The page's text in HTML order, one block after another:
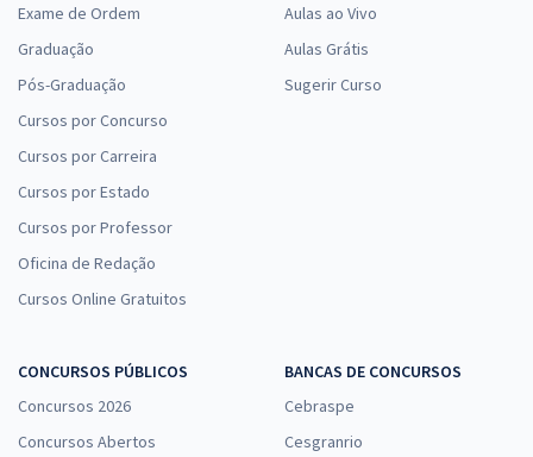
Exame de Ordem
Graduação
Pós-Graduação
Cursos por Concurso
Cursos por Carreira
Cursos por Estado
Cursos por Professor
Oficina de Redação
Cursos Online Gratuitos
Aulas ao Vivo
Aulas Grátis
Sugerir Curso
CONCURSOS PÚBLICOS
Concursos 2026
Concursos Abertos
BANCAS DE CONCURSOS
Cebraspe
Cesgranrio